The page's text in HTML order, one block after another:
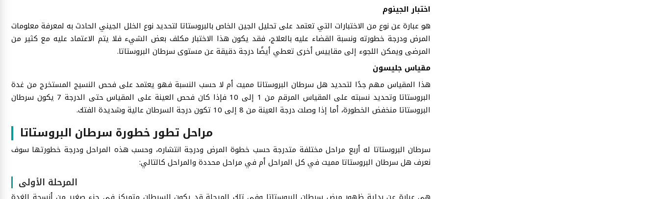
اختبار الجينوم
هو عبارة عن نوع من الاختبارات التي تعتمد على تحليل الجين الخاص بالبروستاتا لتحديد نوع الخلل الجيني الحادث به لمعرفة معلومات
المرض ودرجة خطورته ونسبة القضاء عليه بالعلاج، فقد يكون هذا الاختبار مكلف بعض الشيء فلا يتم الاعتماد عليه مع كثير من
المرضى ويمكن اللجوء إلى مقاييس أخرى تعطي أيضًا درجة دقيقة عن مستوى سرطان البروستاتا.
مقياس جليسون
هذا المقياس مهم جدًا لتحديد هل سرطان البروستاتا مميت أم لا حسب النسبة فهو يعتمد على فحص النسيج المستخرج من غدة
البروستاتا وتحديد نسبته على المقياس المرقم من 1 إلى 10 فإذا كان فحص العينة على المقياس حتى الدرجة 7 يكون سرطان
البروستاتا منخفض الخطورة، أما إذا وصلت درجة العينة من 8 إلى 10 تكون درجة السرطان عالية وشديدة الفتك.
مراحل تطور خطورة سرطان البروستاتا
سرطان البروستاتا له أربع مراحل مختلفة متدرجة حسب خطوة المرض ودرجة انتشاره، وحسب هذه المراحل ودرجة خطورتها سوف
نعرف هل سرطان البروستاتا مميت في كل المراحل أم في مراحل محددة والمراحل كالتالي: